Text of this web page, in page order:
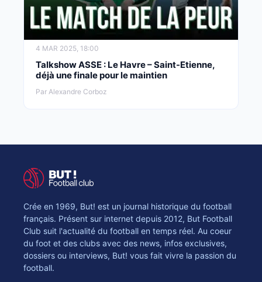
4 MAR 2025, 18:00
Talkshow ASSE : Le Havre – Saint-Etienne,
déjà une finale pour le maintien
Par Alexandre Corboz
Crée en 1969, But! est un journal historique du football
français. Présent sur internet depuis 2012, But Football
Club suit l'actualité du football en temps réel. Au coeur
du foot et des clubs avec des news, infos exclusives,
dossiers ou interviews, But! vous fait vivre la passion du
football.